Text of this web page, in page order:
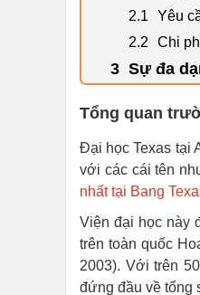
Yêu
Chi
Sự đa
Tổng quan
Đại học Texas tại
với các cái tên
nhất tại Bang
Viện đại học này
trên toàn quốc
2003). Với trên
đứng đầu về tổng